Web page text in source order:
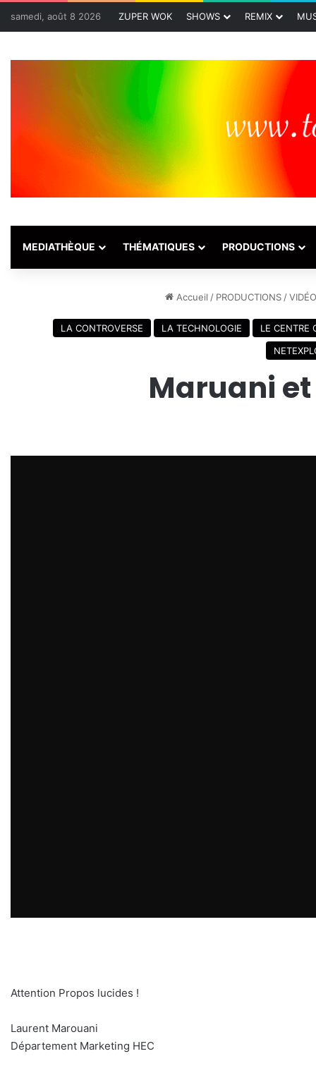
samedi, août 8 2026 ZUPER WOK SHOWS REMIX
MEDIATHÈQUE THÉMATIQUES PRODUCTIONS
Accueil / PRODUCTIONS /VIDÉO
LA CONTROVERSE LA TECHNOLOGIE
LE CENTRE
Maruani
Attention Propos lucides !
Laurent Marouani
Département Marketing HEC